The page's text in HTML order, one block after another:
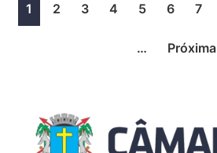
1 2 3 4 5 6 7
… Próxima